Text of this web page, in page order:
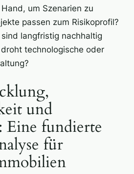
um Szenarien zu
passen zum Risikoprofil?
langfristig nachhaltig
technologische oder
und
Eine fundierte
für